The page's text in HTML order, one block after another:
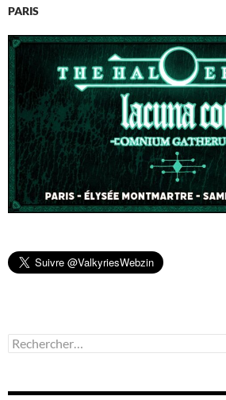
PARIS
Rechercher :